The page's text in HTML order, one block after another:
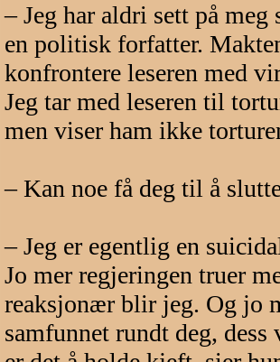
– Jeg har aldri sett på meg
en politisk forfatter.
konfrontere leseren med
Jeg tar med leseren til
men viser ham ikke
– Kan noe få deg til å
– Jeg er egentlig en
Jo mer regjeringen truer
reaksjonær blir jeg. Og jo
samfunnet rundt deg, dess